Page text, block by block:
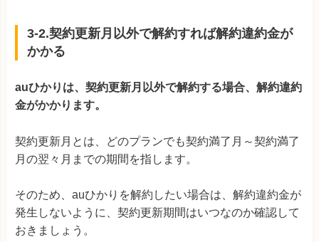
3-2.契約更新月以外で解約すれば解約違約金が
かかる
auひかりは、契約更新月以外で解約する場合、解約違約
金がかかります。
契約更新月とは、どのプランでも契約満了月～契約満了
月の翌々月までの期間を指します。
そのため、auひかりを解約したい場合は、解約違約金が
発生しないように、契約更新期間はいつなのか確認して
おきましょう。